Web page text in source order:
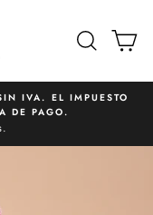
IVA. EL IMPUESTO
DE PAGO.